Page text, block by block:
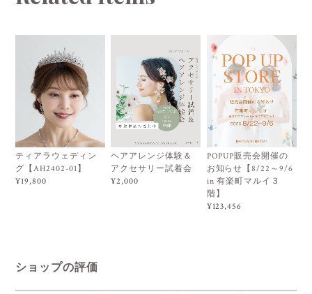
ティアラウェディン
グ【AH2402-01】
¥19,800
ヘアアレンジ体験＆
アクセサリー試着会
¥2,000
POPUP販売会開催の
お知らせ【8/22～9/6
in 有楽町マルイ３
階】
¥123,456
ショップの評価